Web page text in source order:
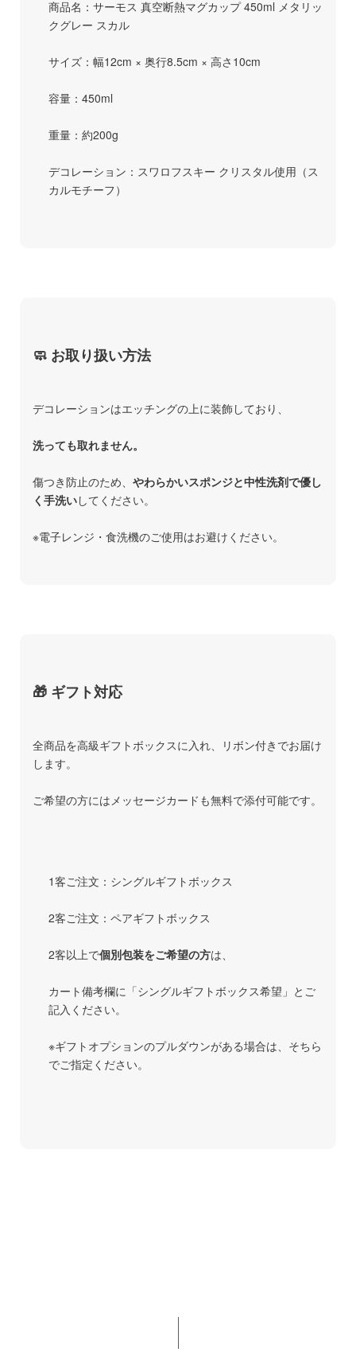
商品名：サーモス 真空断熱マグカップ 450ml メタリッ
クグレー スカル
サイズ：幅12cm × 奥行8.5cm × 高さ10cm
容量：450ml
重量：約200g
デコレーション：スワロフスキー クリスタル使用（ス
カルモチーフ）
🧼 お取り扱い方法
デコレーションはエッチングの上に装飾しており、
洗っても取れません。
傷つき防止のため、 やわらかいスポンジと中性洗剤で優し
く手洗いしてください。
※電子レンジ・食洗機のご使用はお避けください。
🎁 ギフト対応
全商品を高級ギフトボックスに入れ、リボン付きでお届け
します。
ご希望の方にはメッセージカードも無料で添付可能です。
1客ご注文：シングルギフトボックス
2客ご注文：ペアギフトボックス
2客以上で個別包装をご希望の方は、
カート備考欄に「シングルギフトボックス希望」とご
記入ください。
※ギフトオプションのプルダウンがある場合は、そちら
でご指定ください。